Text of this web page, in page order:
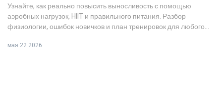
Узнайте, как реально повысить выносливость с помощью
аэробных нагрузок, HIIT и правильного питания. Разбор
физиологии, ошибок новичков и план тренировок для любого
мая 22 2026